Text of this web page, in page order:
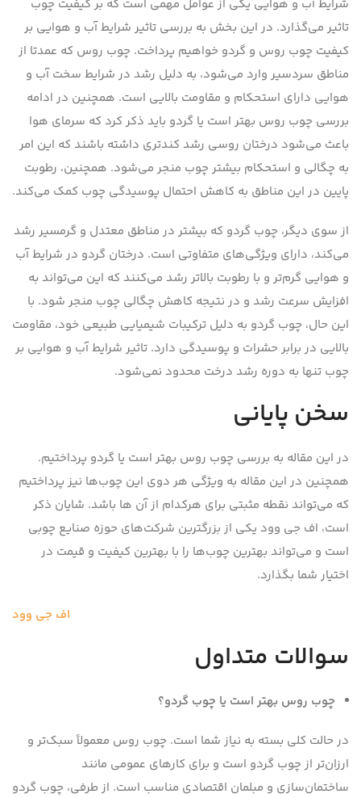
شرایط آب و هوایی یکی از عوامل مهمی است که بر کیفیت چوب
تاثیر می‌گذارد. در این بخش به بررسی تاثیر شرایط آب و هوایی بر
کیفیت چوب روس و گردو خواهیم پرداخت. چوب روس که عمدتا از
مناطق سردسیر وارد می‌شود، به دلیل رشد در شرایط سخت آب و
هوایی دارای استحکام و مقاومت بالایی است. همچنین در ادامه
بررسی چوب روس بهتر است یا گردو باید ذکر کرد که سرمای هوا
باعث می‌شود درختان روسی رشد کندتری داشته باشند که این امر
به چگالی و استحکام بیشتر چوب منجر می‌شود. همچنین، رطوبت
پایین در این مناطق به کاهش احتمال پوسیدگی چوب کمک می‌کند.
از سوی دیگر، چوب گردو که بیشتر در مناطق معتدل و گرمسیر رشد
می‌کند، دارای ویژگی‌های متفاوتی است. درختان گردو در شرایط آب
و هوایی گرم‌تر و با رطوبت بالاتر رشد می‌کنند که این می‌تواند به
افزایش سرعت رشد و در نتیجه کاهش چگالی چوب منجر شود. با
این حال، چوب گردو به دلیل ترکیبات شیمیایی طبیعی خود، مقاومت
بالایی در برابر حشرات و پوسیدگی دارد. تاثیر شرایط آب و هوایی بر
چوب تنها به دوره رشد درخت محدود نمی‌شود.
سخن پایانی
در این مقاله به بررسی چوب روس بهتر است یا گردو پرداختیم.
همچنین در این مقاله به ویژگی هر دوی این چوب‌ها نیز پرداختیم
که می‌تواند نقطه مثبتی برای هرکدام از آن ها باشد. شایان ذکر
است، اف جی وود یکی از بزرگترین شرکت‌های حوزه صنایع چوبی
است و می‌تواند بهترین چوب‌ها را با بهترین کیفیت و قیمت در
اختیار شما بگذارد.
اف جی وود
سوالات متداول
چوب روس بهتر است یا چوب گردو؟
در حالت کلی بسته به نیاز شما است. چوب روس معمولاً سبک‌تر و
ارزان‌تر از چوب گردو است و برای کارهای عمومی مانند
ساختمان‌سازی و مبلمان اقتصادی مناسب است. از طرفی، چوب گردو